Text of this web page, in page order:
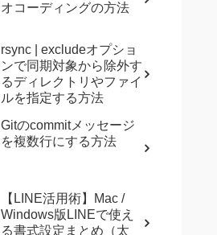
オコーディングの方法
rsync | excludeオプショ
ンで同期対象から除外す
るディレクトリやファイ
ルを指定する方法
Gitのcommitメッセージ
を複数行にする方法
【LINE活用術】Mac /
Windows版LINEで使え
る書式設定まとめ（太